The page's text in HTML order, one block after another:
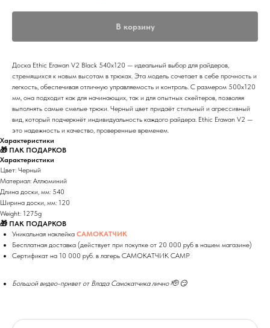
В корзину
Доска Ethic Erawan V2 Black 540x120 — идеальный выбор для райдеров,
стремящихся к новым высотам в трюках. Эта модель сочетает в себе прочность и
легкость, обеспечивая отличную управляемость и контроль. С размером 500x120
мм, она подходит как для начинающих, так и для опытных скейтеров, позволяя
выполнять самые смелые трюки. Черный цвет придаёт стильный и агрессивный
вид, который подчеркнёт индивидуальность каждого райдера. Ethic Erawan V2 —
это надежность и качество, проверенные временем.
Характеристики
🎁 ПАК ПОДАРКОВ
Характеристики
Цвет: Черный
Материал: Аллюминий
Длина доски, мм: 540
Ширина доски, мм: 120
Weight: 1275g
🎁 ПАК ПОДАРКОВ
Уникальная наклейка САМОКАТЧИК
Бесплатная доставка (действует при покупке от 20 000 руб в нашем магазине)
Сертификат на 10 000 руб. в лагерь САМОКАТЧИК CAMP
Большой видео-привет от Влада Самокатчика лично 🫡 😏